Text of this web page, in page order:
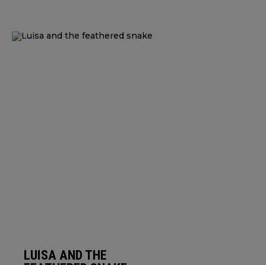
LUISA AND THE